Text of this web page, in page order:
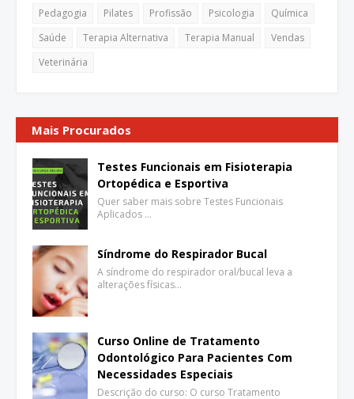
Pedagogia
Pilates Profissão Psicologia
Química
Saúde
Terapia Alternativa Terapia Manual
Vendas
Veterinária
Mais Procurados
Testes Funcionais em Fisioterapia
Ortopédica e Esportiva
Quer saber mais sobre Testes Funcionais
Aplicados …
Síndrome do Respirador Bucal
A síndrome do respirador oral/bucal leva a
alterações físicas…
Curso Online de Tratamento
Odontológico Para Pacientes Com
Necessidades Especiais
Descrição do curso: O curso Tratamento